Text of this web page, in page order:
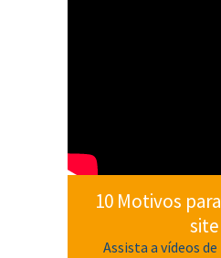
10 Motivos
site
Assista a vídeos